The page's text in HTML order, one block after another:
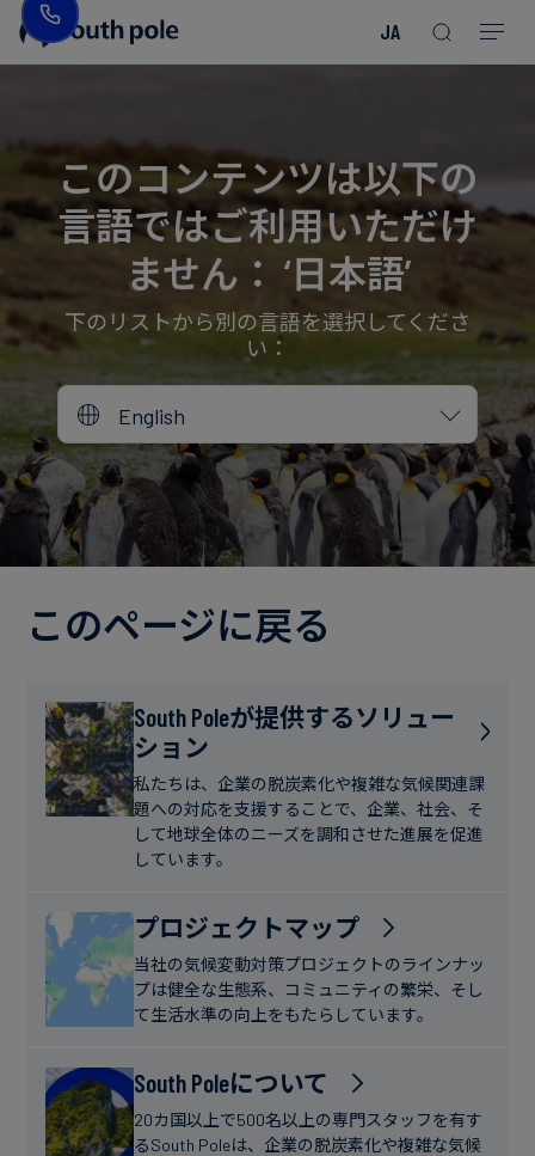
JA
役
員
紹
介
所
地
誠
実
へ
り
み
ァ
ッ
シ
ョ
ン
エ
ル
ギ
ー・
電
ガ
ス
食
飲
料
ス
テ
ナ
ブ
フ
ァ
イ
ク
ト
を
見
る
レ
ポ
ー
ト
後
イ
ベ
ン
ト
ブ
ロ
ー
ス
ス
デ
ィ
ニ
ー
ス
Read more
Read more
Read more
Read more
Read more
Read more
Read more
Read more
Read more Read more
このコンテンツは以下の
言語ではご利用いただけ
ません： ‘日本語’
下のリストから別の言語を選択してくださ
い：
English
このページに戻る
South Poleが提供するソリュー
ション
私たちは、企業の脱炭素化や複雑な気候関連課
題への対応を支援することで、企業、社会、そ
して地球全体のニーズを調和させた進展を促進
しています。
プロジェクトマップ
当社の気候変動対策プロジェクトのラインナッ
プは健全な生態系、コミュニティの繁栄、そし
て生活水準の向上をもたらしています。
South Poleについて
20カ国以上で500名以上の専門スタッフを有す
るSouth Poleは、企業の脱炭素化や複雑な気候